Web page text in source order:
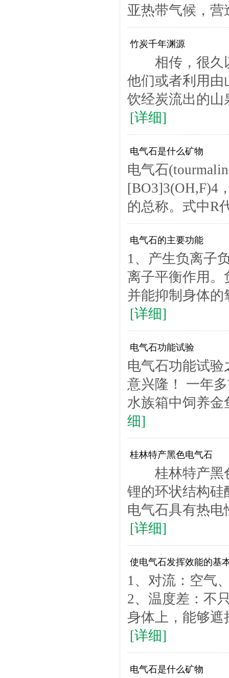
亚热带气候，
竹炭千年渊源
相传，很久以
他们或者利用由
饮经炭流出的山
[详细]
电气石是什么矿物
电气石
[BO3]3(OH,F)4
的总称。式中R
电气石的主要功能
1、产生负离子
离子平衡作用。
并能抑制身体
[详细]
电气石功能试验
电气石功能试
意兴隆！ 一年
水族箱中饲养金
细]
桂林特产黑色电气石
桂林特产黑色
锂的环状结构
电气石具有热
[详细]
使电气石发挥效能的基
1、对流：空气
2、温度差：不
身体上，能够遮
[详细]
电气石是什么矿物